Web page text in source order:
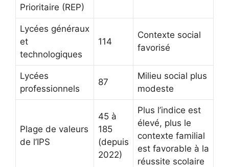
Prioritaire (REP)
Lycées généraux
et
technologiques
114
Contexte social
favorisé
Lycées
professionnels
87
Milieu social plus
modeste
Plage de valeurs
de l’IPS
45 à
185
(depuis
2022)
Plus l’indice est
élevé, plus le
contexte familial
est favorable à la
réussite scolaire